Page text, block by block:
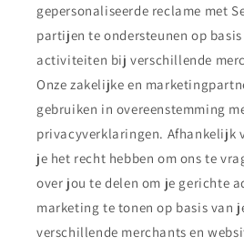
gepersonaliseerde reclame met
partijen te ondersteunen op
activiteiten bij verschillende
Onze zakelijke en
gebruiken in overeenstemming
privacyverklaringen. Afhankelijk
je het recht hebben om ons te
over jou te delen om je gerichte
marketing te tonen op basis van
verschillende merchants en